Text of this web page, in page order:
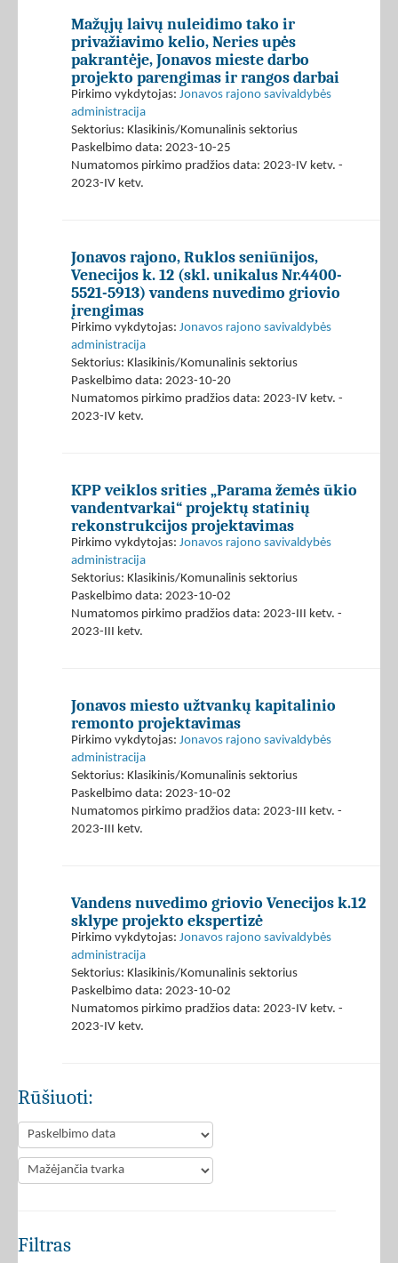
Mažųjų laivų nuleidimo tako ir
privažiavimo kelio, Neries upės
pakrantėje, Jonavos mieste darbo
projekto parengimas ir rangos darbai
Pirkimo vykdytojas: Jonavos rajono savivaldybės
administracija
Sektorius: Klasikinis/Komunalinis sektorius
Paskelbimo data: 2023-10-25
Numatomos pirkimo pradžios data: 2023-IV ketv. -
2023-IV ketv.
Jonavos rajono, Ruklos seniūnijos,
Venecijos k. 12 (skl. unikalus Nr.4400-
5521-5913) vandens nuvedimo griovio
įrengimas
Pirkimo vykdytojas: Jonavos rajono savivaldybės
administracija
Sektorius: Klasikinis/Komunalinis sektorius
Paskelbimo data: 2023-10-20
Numatomos pirkimo pradžios data: 2023-IV ketv. -
2023-IV ketv.
KPP veiklos srities „Parama žemės ūkio
vandentvarkai“ projektų statinių
rekonstrukcijos projektavimas
Pirkimo vykdytojas: Jonavos rajono savivaldybės
administracija
Sektorius: Klasikinis/Komunalinis sektorius
Paskelbimo data: 2023-10-02
Numatomos pirkimo pradžios data: 2023-III ketv. -
2023-III ketv.
Jonavos miesto užtvankų kapitalinio
remonto projektavimas
Pirkimo vykdytojas: Jonavos rajono savivaldybės
administracija
Sektorius: Klasikinis/Komunalinis sektorius
Paskelbimo data: 2023-10-02
Numatomos pirkimo pradžios data: 2023-III ketv. -
2023-III ketv.
Vandens nuvedimo griovio Venecijos k.12
sklype projekto ekspertizė
Pirkimo vykdytojas: Jonavos rajono savivaldybės
administracija
Sektorius: Klasikinis/Komunalinis sektorius
Paskelbimo data: 2023-10-02
Numatomos pirkimo pradžios data: 2023-IV ketv. -
2023-IV ketv.
Rūšiuoti:
Filtras